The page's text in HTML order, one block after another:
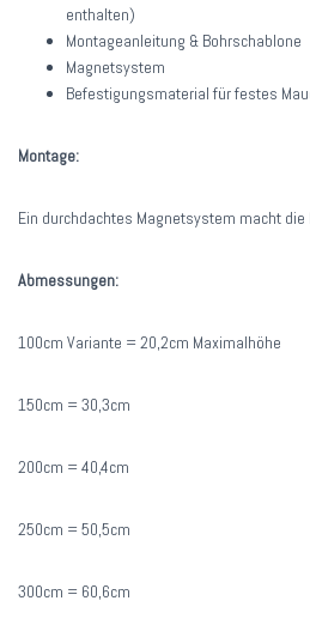
enthalten)
Montageanleitung & Bohrschablone
Magnetsystem
Befestigungsmaterial für festes
Montage:
Ein durchdachtes Magnetsystem macht
Abmessungen:
100cm Variante = 20,2cm Maximalhöhe
150cm = 30,3cm
200cm = 40,4cm
250cm = 50,5cm
300cm = 60,6cm